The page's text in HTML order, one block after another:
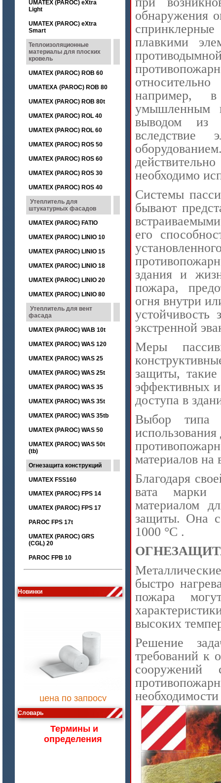
UMATEX (PAROC) eXtra
Light
UMATEX (PAROC) eXtra
Smart
Теплоизоляционные
материалы для плоских
кровель
UMATEX (PAROC) ROB 60
UMATEXA (PAROC) ROB 80
UMATEX (PAROC) ROB 80t
UMATEX (PAROC) ROL 40
UMATEX (PAROC) ROL 60
UMATEX (PAROC) ROS 50
UMATEX (PAROC) ROS 60
UMATEX (PAROC) ROS 30
UMATEX (PAROC) ROS 40
Утеплитель для
штукатурных фасадов
UMATEX (PAROC) FATIO
UMATEX (PAROC) LINIO 10
UMATEX (PAROC) LINIO 15
UMATEX (PAROC) LINIO 18
UMATEX (PAROC) LINIO 20
UMATEX (PAROC) LINIO 80
Утеплитель для вент
фасада
UMATEX (PAROC) WAB 10t
UMATEX (PAROC) WAS 120
UMATEX (PAROC) WAS 25
UMATEX (PAROC) WAS 25t
UMATEX (PAROC) WAS 35
UMATEX (PAROC) WAS 35t
UMATEX (PAROC) WAS 35tb
UMATEX (PAROC) WAS 50
UMATEX (PAROC) WAS 50t
(tb)
Огнезащита конструкций
UMATEX FSS160
UMATEX (PAROC) FPS 14
UMATEX (PAROC) FPS 17
PAROC FPS 17t
UMATEX (PAROC) GRS
(CGL) 20
PAROC FPB 10
Новинки
цена по запросу
цена по запросу
Словарь
Термины и
определения
обнаружения
плавкими
например,
в
умышленным
выводом из
вследствие
необходимо
Системы
бывают
его
здания и
пожара,
огня внутри
устойчивость
экстренной
Меры
защиты,
эффективных
доступа в
Выбор типа
материалов на
Благодаря
вата марки
материалом
защиты. Она
1000 °C .
быстро
пожара
высоких
Решение
требований к